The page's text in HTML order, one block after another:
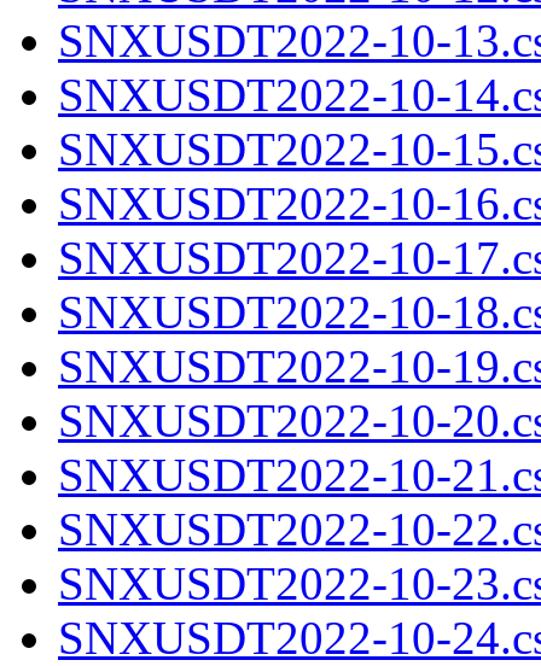
SNXUSDT2022-10-
SNXUSDT2022-10-
SNXUSDT2022-10-
SNXUSDT2022-10-
SNXUSDT2022-10-
SNXUSDT2022-10-
SNXUSDT2022-10-
SNXUSDT2022-10-
SNXUSDT2022-10-
SNXUSDT2022-10-
SNXUSDT2022-10-
SNXUSDT2022-10-